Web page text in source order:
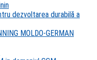
dezvoltarea durabilă a
MOLDO-GERMAN